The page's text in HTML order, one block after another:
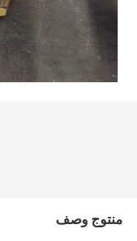
منتوج وصف